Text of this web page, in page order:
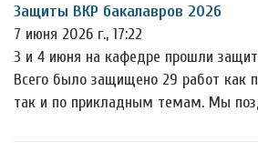
Защиты ВКР бакалавров 2026
7 июня 2026 г., 17:22
3 и 4 июня на кафедре прошли
Всего было защищено 29 работ как
так и по прикладным темам. Мы